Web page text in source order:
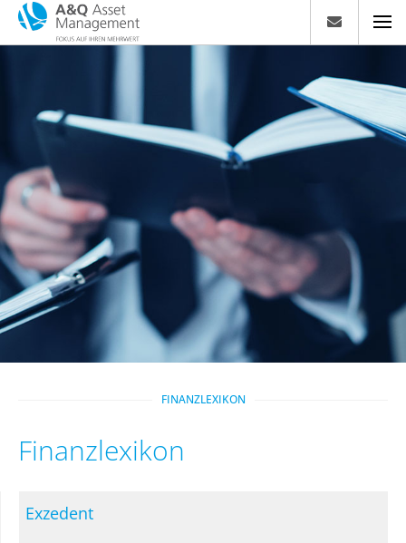
FINANZLEXIKON
Finanzlexikon
Exzedent